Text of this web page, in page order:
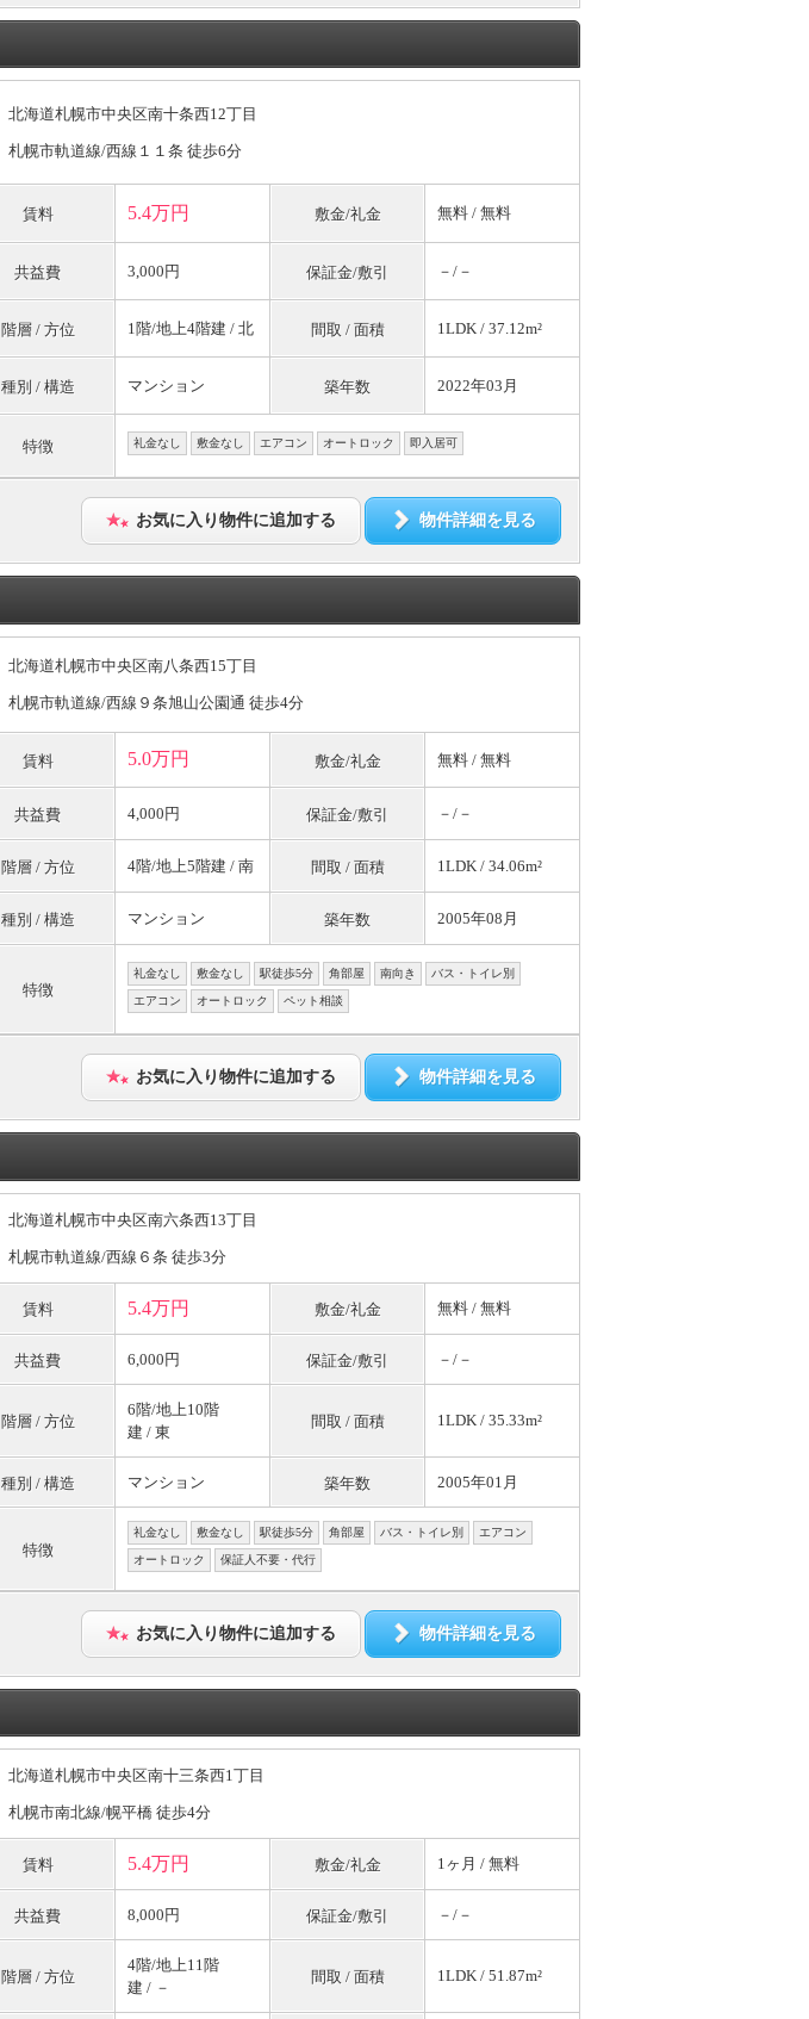
北海道札幌市中央区南十条西12丁目
札幌市軌道線/西線１１条 徒歩6分
賃料 5.4万円 敷金/礼金 無料 / 無料
共益費 3,000円 保証金/敷引 －/－
階層 / 方位 1階/地上4階建 / 北 間取 / 面積 1LDK / 37.12m²
種別 / 構造 マンション 築年数 2022年03月
特徴 礼金なし 敷金なし エアコン オートロック 即入居可
お気に入り物件に追加する 物件詳細を見る
北海道札幌市中央区南八条西15丁目
札幌市軌道線/西線９条旭山公園通 徒歩4分
賃料 5.0万円 敷金/礼金 無料 / 無料
共益費 4,000円 保証金/敷引 －/－
階層 / 方位 4階/地上5階建 / 南 間取 / 面積 1LDK / 34.06m²
種別 / 構造 マンション 築年数 2005年08月
特徴
礼金なし 敷金なし 駅徒歩5分 角部屋 南向き バス・トイレ別
エアコン オートロック ペット相談
お気に入り物件に追加する 物件詳細を見る
北海道札幌市中央区南六条西13丁目
札幌市軌道線/西線６条 徒歩3分
賃料 5.4万円 敷金/礼金 無料 / 無料
共益費 6,000円 保証金/敷引 －/－
階層 / 方位
6階/地上10階
建 / 東
間取 / 面積 1LDK / 35.33m²
種別 / 構造 マンション 築年数 2005年01月
特徴
礼金なし 敷金なし 駅徒歩5分 角部屋 バス・トイレ別 エアコン
オートロック 保証人不要・代行
お気に入り物件に追加する 物件詳細を見る
北海道札幌市中央区南十三条西1丁目
札幌市南北線/幌平橋 徒歩4分
賃料 5.4万円 敷金/礼金 1ヶ月 / 無料
共益費 8,000円 保証金/敷引 －/－
階層 / 方位
4階/地上11階
建 / －
間取 / 面積 1LDK / 51.87m²